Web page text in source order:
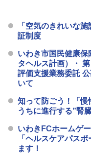
「空気のきれいな
証制度
いわき市国民健康
タヘルス計画）・
評価支援業務委託
いて
知って防ごう！「
うちに進行する”腎
いわきFCホームゲ
「ヘルスケアパス
ます！